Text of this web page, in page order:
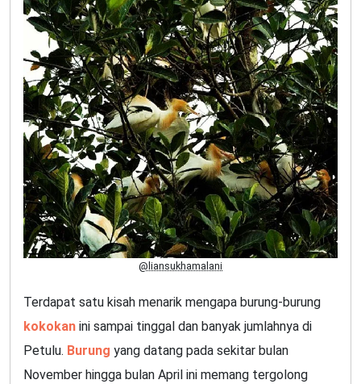
@liansukhamalani
Terdapat satu kisah menarik mengapa burung-burung
kokokan ini sampai tinggal dan banyak jumlahnya di
Petulu. Burung yang datang pada sekitar bulan
November hingga bulan April ini memang tergolong